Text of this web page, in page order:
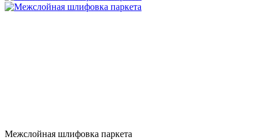
Межслойная шлифовка паркета